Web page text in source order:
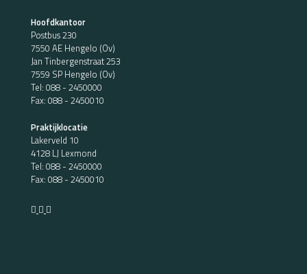
Hoofdkantoor
Postbus 230
7550 AE Hengelo (Ov)
Jan Tinbergenstraat 253
7559 SP Hengelo (Ov)
Tel: 088 - 2450000
Fax: 088 - 2450010
Praktijklocatie
Lakerveld 10
4128 LJ Lexmond
Tel: 088 - 2450000
Fax: 088 - 2450010